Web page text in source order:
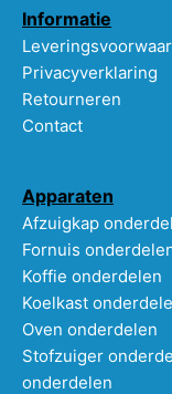
Informatie
Privacyverklaring
Retourneren
Contact
Apparaten
Afzuigkap
Fornuis
Koffie onderdelen
Koelkast
Oven onderdelen
Stofzuiger
onderdelen